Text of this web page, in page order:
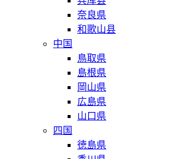
奈良県
和歌山县
中国
鳥取県
島根県
岡山県
広島県
山口県
四国
徳島県